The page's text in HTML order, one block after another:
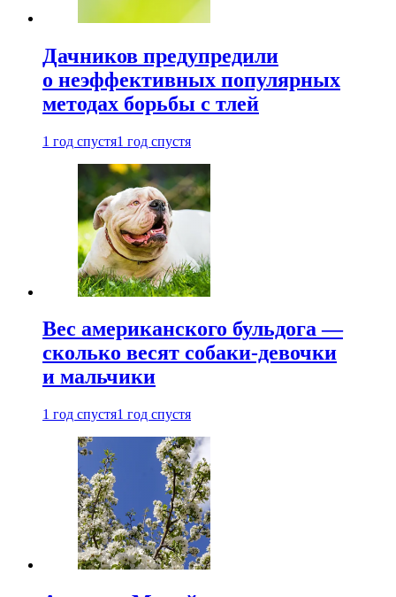
Дачников предупредили
о неэффективных популярных
методах борьбы с тлей
1 год спустя1 год спустя
Вес американского бульдога —
сколько весят собаки-девочки
и мальчики
1 год спустя1 год спустя